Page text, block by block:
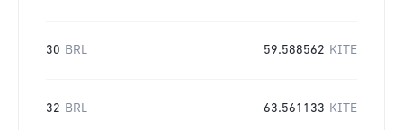
30 BRL 59.588562 KITE
32 BRL 63.561133 KITE